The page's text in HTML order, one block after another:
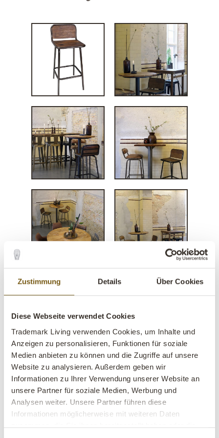
Zustimmung Details Über Cookies
Diese Webseite verwendet Cookies
Trademark Living verwenden Cookies, um Inhalte und
Anzeigen zu personalisieren, Funktionen für soziale
Medien anbieten zu können und die Zugriffe auf unsere
Website zu analysieren. Außerdem geben wir
Informationen zu Ihrer Verwendung unserer Website an
unsere Partner für soziale Medien, Werbung und
Analysen weiter. Unsere Partner führen diese
Informationen möglicherweise mit weiteren Daten
zusammen, die Sie ihnen bereitgestellt haben oder die
Helmer Barhocker mit
Altholzsitz
lens Auf Lager